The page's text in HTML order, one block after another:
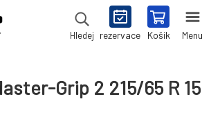
Hledej rezervace Košík Menu
Grip 2 215/65 R 15